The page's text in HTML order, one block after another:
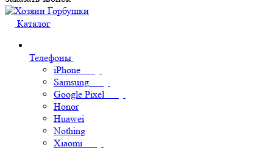
Каталог
Телефоны
iPhone
Samsung
Google Pixel
Honor
Huawei
Nothing
Xiaomi